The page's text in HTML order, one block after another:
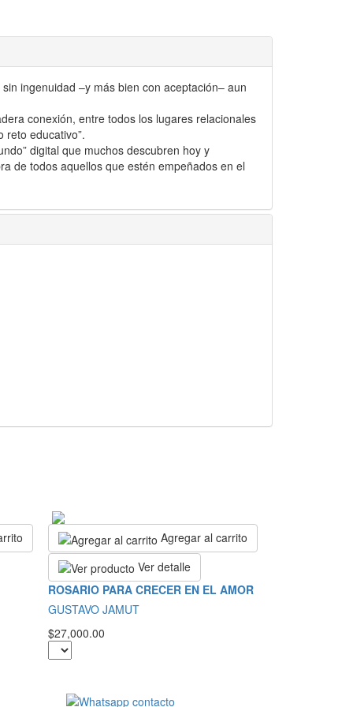
ingenuidad –y más bien con aceptación– aun
conexión, entre todos los lugares relacionales
reto educativo”.
digital que muchos descubren hoy y
de todos aquellos que estén empeñados en el
Agregar al carrito
Ver detalle
ROSARIO PARA CRECER EN EL AMOR
GUSTAVO JAMUT
$27,000.00